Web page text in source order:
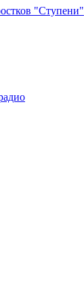
"Ступени"